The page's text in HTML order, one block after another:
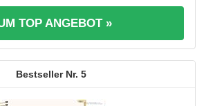
TOP ANGEBOT »
5